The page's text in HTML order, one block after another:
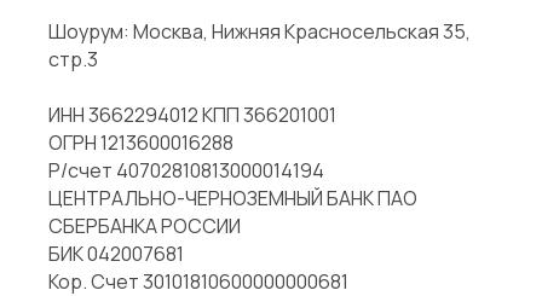
Шоурум: Москва, Нижняя Красносельская 35,
стр.3
ИНН 3662294012 КПП 366201001
ОГРН 1213600016288
Р/счет 40702810813000014194
ЦЕНТРАЛЬНО-ЧЕРНОЗЕМНЫЙ БАНК ПАО
СБЕРБАНКА РОССИИ
БИК 042007681
Кор. Счет 30101810600000000681